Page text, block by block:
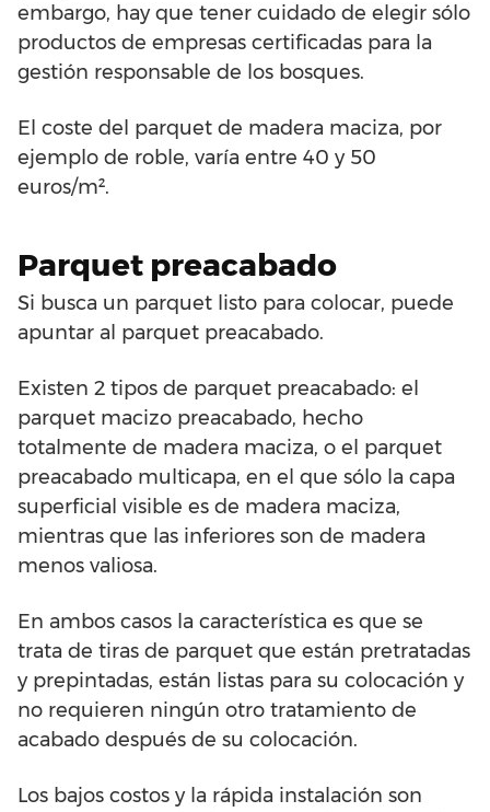
embargo, hay que tener cuidado de elegir sólo
productos de empresas certificadas para la
gestión responsable de los bosques.
El coste del parquet de madera maciza, por
ejemplo de roble, varía entre 40 y 50
euros/m².
Parquet preacabado
Si busca un parquet listo para colocar, puede
apuntar al parquet preacabado.
Existen 2 tipos de parquet preacabado: el
parquet macizo preacabado, hecho
totalmente de madera maciza, o el parquet
preacabado multicapa, en el que sólo la capa
superficial visible es de madera maciza,
mientras que las inferiores son de madera
menos valiosa.
En ambos casos la característica es que se
trata de tiras de parquet que están pretratadas
y prepintadas, están listas para su colocación y
no requieren ningún otro tratamiento de
acabado después de su colocación.
Los bajos costos y la rápida instalación son